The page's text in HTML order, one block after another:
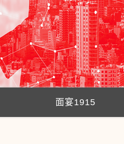
面宴1915